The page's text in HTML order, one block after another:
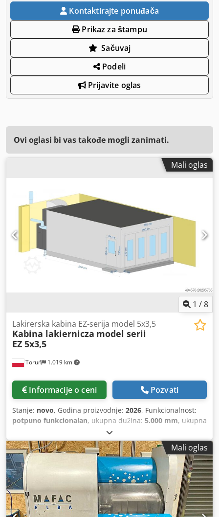
Kontaktirajte ponuđača
Prikaz za štampu
Sačuvaj
Podeli
Prijavite oglas
Ovi oglasi bi vas takođe mogli zanimati.
Mali oglas
1 /8
Toruń 1.019 km
Lakirerska kabina EZ-serija model 5x3,5
Kabina lakiernicza model serii
EZ 5x3,5
Informacije o ceni Pozvati
Stanje: novo, Godina proizvodnje: 2026, Funkcionalnost:
potpuno funkcionalan, ukupna dužina: 5.000 mm, ukupna
, ukupna visina:
visina:2.650 mm, unutrašnja dužina:4.900 mm,
unutrašnja širina:3.400 mm, Oprema:kabina , Kabina za
lakiranje vozila Kabina za lakiranje vozila predstavlja
osnovni uređaj u tehnologiji popravke lakova. Omogućava
izvođenje lakirerskih radova u sigurnim i udobnim
uslovima, istovremeno minimizirajući negativne uticaje na
okolinu i životnu sredinu. Tehnički podaci: - Spoljašnje
dimenzije: 5000 (+ centrala za dovod vazduha 1350 × 2900
Mali oglas